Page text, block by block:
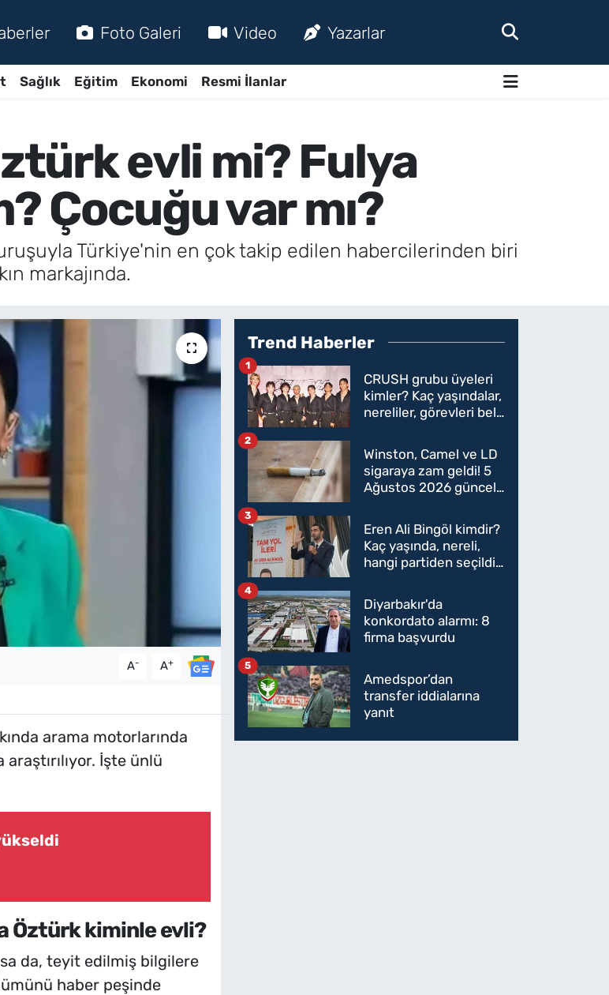
Foto Galeri Video Yazarlar
Sağlık Eğitim Ekonomi Resmi İlanlar
evli mi? Fulya
Çocuğu var mı?
Türkiye'nin en çok takip edilen habercilerinden biri
markajında.
A- A+
arama motorlarında
İşte ünlü
Öztürk kiminle evli?
da, teyit edilmiş bilgilere
haber peşinde
Trend Haberler
CRUSH grubu üyeleri
kimler? Kaç yaşındalar,
nereliler, görevleri belli
1
Winston, Camel ve LD
sigaraya zam geldi! 5
Ağustos 2026 güncel
oldu
2
Eren Ali Bingöl kimdir?
Kaç yaşında, nereli,
hangi partiden seçildi?
Parti'ye mi geçecek?
3
Diyarbakır'da
konkordato alarmı: 8
firma başvurdu
4
Amedspor’dan
transfer iddialarına
yanıt
5